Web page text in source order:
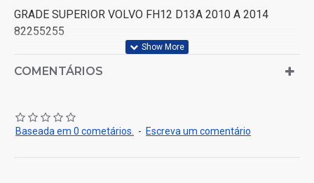
GRADE SUPERIOR VOLVO FH12 D13A 2010 A 2014
82255255
COMENTÁRIOS
Baseada em 0 cometários. - Escreva um comentário